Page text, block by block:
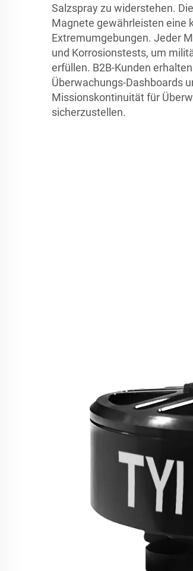
Salzspray zu widerstehen.
Magnete gewährleisten eine
Extremumgebungen. Jeder
und Korrosionstests, um
erfüllen. B2B-Kunden
Überwachungs-Dashboards
Missionskontinuität für
sicherzustellen.